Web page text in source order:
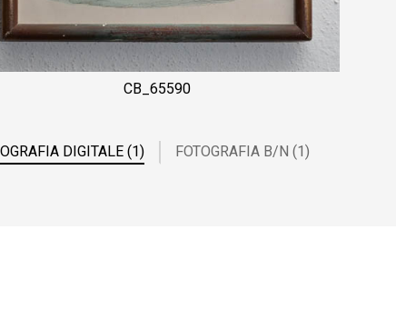
CB_65590
DIGITALE (1) FOTOGRAFIA B/N (1)